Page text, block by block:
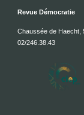
Revue Démocratie
Chaussée de Haecht,
02/246.38.43